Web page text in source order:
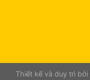
Thiết kế và duy trì bởi